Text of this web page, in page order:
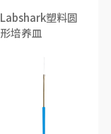
Labshark塑料圆
形培养皿